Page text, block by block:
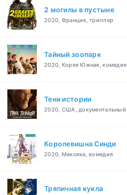
2 могилы в пустыне
2020, Франция, триллер
Тайный зоопарк
2020, Корея Южная, комедия
Тени истории
2020, США, документальный
Королевишна Синди
2020, Мексика, комедия
Тряпичная кукла